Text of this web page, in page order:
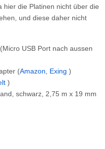
hier die Platinen nicht über die
und diese daher nicht
(Micro USB Port nach aussen
(Amazon, Exing )
)
schwarz, 2,75 m x 19 mm